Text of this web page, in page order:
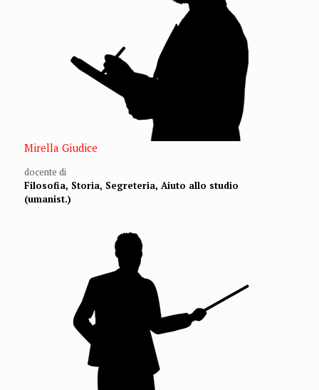
Mirella Giudice
docente di
Filosofia, Storia, Segreteria, Aiuto allo studio
(umanist.)